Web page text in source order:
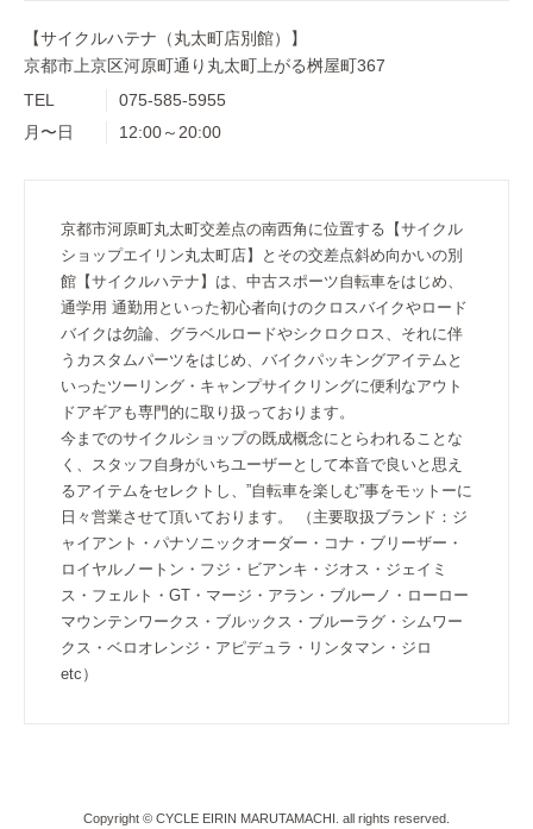
【サイクルハテナ（丸太町店別館）】
京都市上京区河原町通り丸太町上がる桝屋町367
TEL
075-585-5955
月〜日
12:00～20:00
京都市河原町丸太町交差点の南西角に位置する【サイクル
ショップエイリン丸太町店】とその交差点斜め向かいの別
館【サイクルハテナ】は、中古スポーツ自転車をはじめ、
通学用 通勤用といった初心者向けのクロスバイクやロード
バイクは勿論、グラベルロードやシクロクロス、それに伴
うカスタムパーツをはじめ、バイクパッキングアイテムと
いったツーリング・キャンプサイクリングに便利なアウト
ドアギアも専門的に取り扱っております。
今までのサイクルショップの既成概念にとらわれることな
く、スタッフ自身がいちユーザーとして本音で良いと思え
るアイテムをセレクトし、”自転車を楽しむ”事をモットーに
日々営業させて頂いております。 （主要取扱ブランド：ジ
ャイアント・パナソニックオーダー・コナ・ブリーザー・
ロイヤルノートン・フジ・ビアンキ・ジオス・ジェイミ
ス・フェルト・GT・マージ・アラン・ブルーノ・ローロー
マウンテンワークス・ブルックス・ブルーラグ・シムワー
クス・ベロオレンジ・アピデュラ・リンタマン・ジロ
etc）
Copyright © CYCLE EIRIN MARUTAMACHI. all rights reserved.